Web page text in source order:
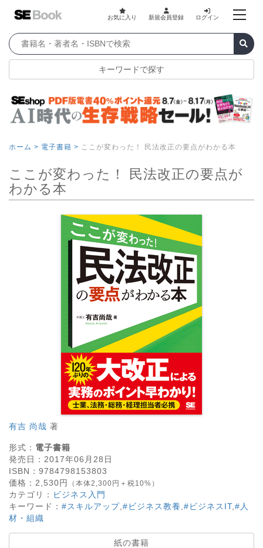
お気に入り 新規会員登録 ログイン
キーワードで探す
ホーム > 電子書籍 > ここが変わった！ 民法改正の要点がわかる本
ここが変わった！ 民法改正の要点が
わかる本
有吉 尚哉 著
形式： 電子書籍
発売日： 2017年06月28日
ISBN： 9784798153803
価格： 2,530円 （本体2,300円＋税10%）
カテゴリ： ビジネス入門
キーワード： #スキルアップ #ビジネス教養 #ビジネスIT, #人
材・組織
紙の書籍